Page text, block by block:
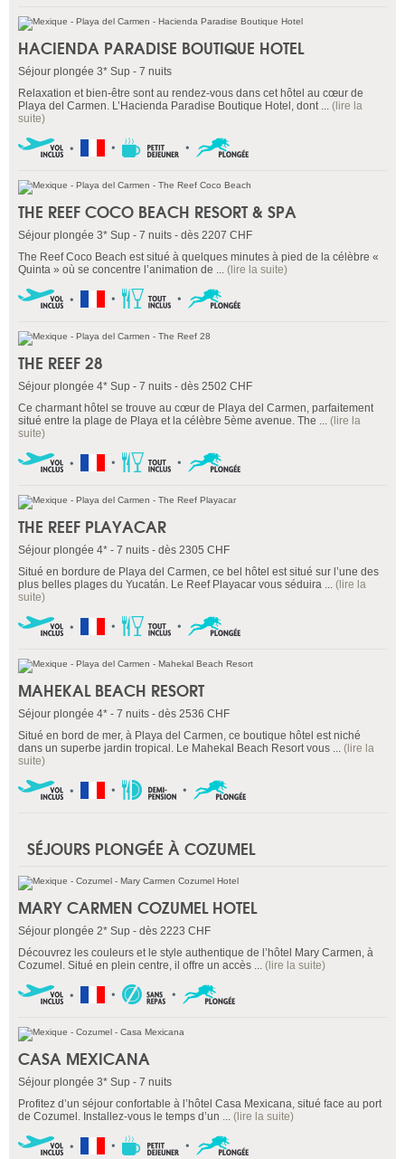
HACIENDA PARADISE BOUTIQUE HOTEL
Séjour plongée 3* Sup - 7 nuits
Relaxation et bien-être sont au rendez-vous dans cet hôtel au cœur de
Playa del Carmen. L’Hacienda Paradise Boutique Hotel, dont ... (lire la
suite)
THE REEF COCO BEACH RESORT & SPA
Séjour plongée 3* Sup - 7 nuits - dès 2207 CHF
The Reef Coco Beach est situé à quelques minutes à pied de la célèbre «
Quinta » où se concentre l’animation de ... (lire la suite)
THE REEF 28
Séjour plongée 4* Sup - 7 nuits - dès 2502 CHF
Ce charmant hôtel se trouve au cœur de Playa del Carmen, parfaitement
situé entre la plage de Playa et la célèbre 5ème avenue. The ... (lire la
suite)
THE REEF PLAYACAR
Séjour plongée 4* - 7 nuits - dès 2305 CHF
Situé en bordure de Playa del Carmen, ce bel hôtel est situé sur l’une des
plus belles plages du Yucatán. Le Reef Playacar vous séduira ... (lire la
suite)
MAHEKAL BEACH RESORT
Séjour plongée 4* - 7 nuits - dès 2536 CHF
Situé en bord de mer, à Playa del Carmen, ce boutique hôtel est niché
dans un superbe jardin tropical. Le Mahekal Beach Resort vous ... (lire la
suite)
SÉJOURS PLONGÉE À COZUMEL
MARY CARMEN COZUMEL HOTEL
Séjour plongée 2* Sup - dès 2223 CHF
Découvrez les couleurs et le style authentique de l’hôtel Mary Carmen, à
Cozumel. Situé en plein centre, il offre un accès ... (lire la suite)
CASA MEXICANA
Séjour plongée 3* Sup - 7 nuits
Profitez d’un séjour confortable à l’hôtel Casa Mexicana, situé face au port
de Cozumel. Installez-vous le temps d’un ... (lire la suite)